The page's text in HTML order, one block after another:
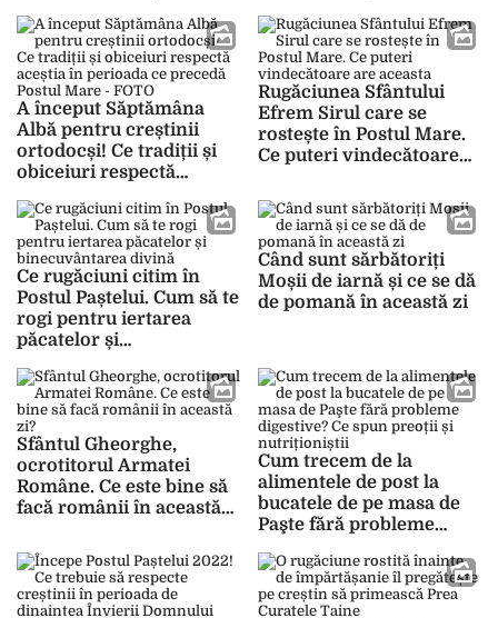
Domnului – FOTO
A început Săptămâna
Albă pentru creștinii
ortodocși! Ce tradiții și
obiceiuri respectă
precedă Postul Mare –
FOTO
Rugăciunea Sfântului
Efrem Sirul care se
rostește în Postul Mare.
Ce puteri vindecătoare
Ce rugăciuni citim în
Postul Paștelui. Cum să te
rogi pentru iertarea
păcatelor și
Când sunt sărbătoriți
Moșii de iarnă și ce se dă
de pomană în această zi
Sfântul Gheorghe,
ocrotitorul Armatei
Române. Ce este bine să
facă românii în această
Cum trecem de la
alimentele de post la
bucatele de pe masa de
Paşte fără probleme
preoții și nutriționiștii